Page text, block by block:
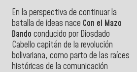
En la perspectiva de continuar la
batalla de ideas nace Con el Mazo
Dando conducido por Diosdado
Cabello capitán de la revolución
bolivariana, como parto de las raíces
históricas de la comunicación